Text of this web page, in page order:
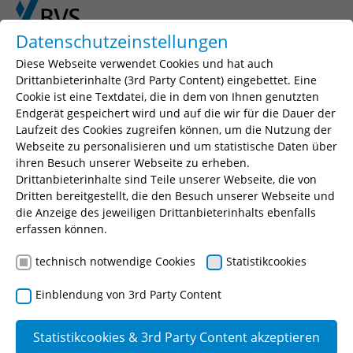
Skip to main content
Skip to page footer
Seminarsuche
Geben Sie einen Suchbegriff, Ihr gewünschtes
Seminar oder eine Seminarnummer ein.
Suchen
Zweitwohnungssteuer
Zielgruppe
Datenschutzeinstellungen
Diese Webseite verwendet Cookies und hat auch
Drittanbieterinhalte (3rd Party Content) eingebettet. Eine
Cookie ist eine Textdatei, die in dem von Ihnen genutzten
Endgerät gespeichert wird und auf die wir für die Dauer der
Laufzeit des Cookies zugreifen können, um die Nutzung der
Webseite zu personalisieren und um statistische Daten über
ihren Besuch unserer Webseite zu erheben.
Drittanbieterinhalte sind Teile unserer Webseite, die von
Dritten bereitgestellt, die den Besuch unserer Webseite und
die Anzeige des jeweiligen Drittanbieterinhalts ebenfalls
erfassen können.
technisch notwendige Cookies Statistikcookies
Einblendung von 3rd Party Content
Statistikcookies & 3rd Party Content akzeptieren